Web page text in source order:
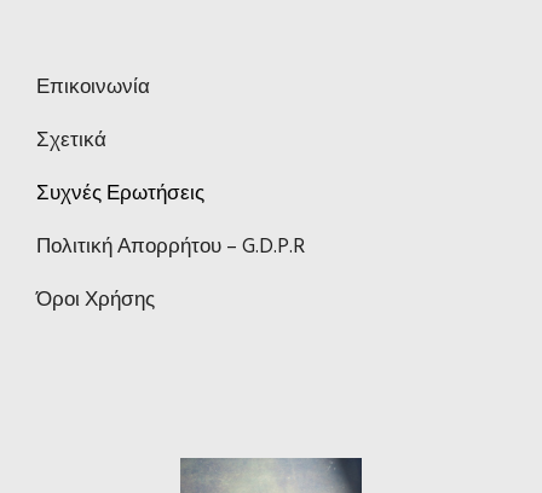
Επικοινωνία
Σχετικά
Συχνές Ερωτήσεις
Πολιτική Απορρήτου – G.D.P.R
Όροι Χρήσης